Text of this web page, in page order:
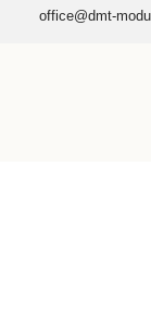
office@dmt-